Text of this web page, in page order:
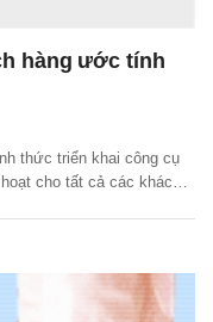
hàng ước tính
thức triển khai công cụ
cho tất cả các khách